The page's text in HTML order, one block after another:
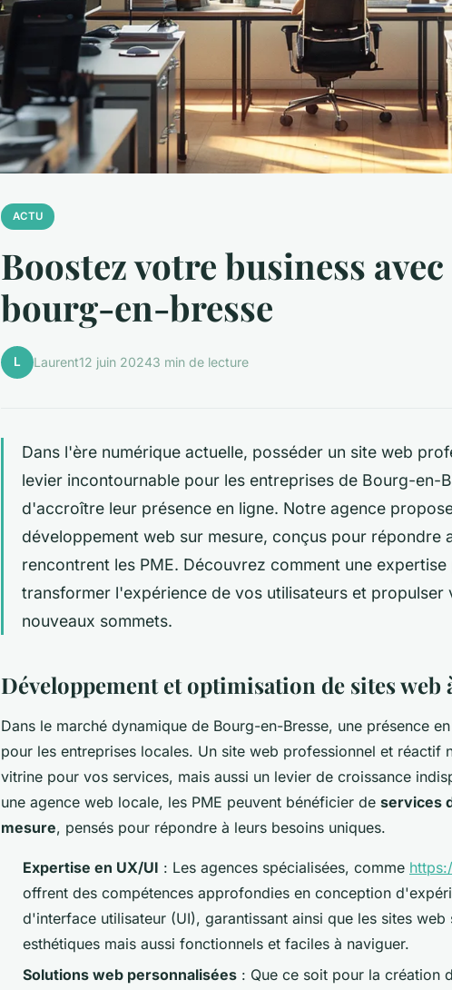
ACTU
Boostez votre business
bourg-en-bresse
L Laurent12 juin 20243 min de lecture
Dans l'ère numérique actuelle, posséder un site web
levier incontournable pour les entreprises de Bourg-en-
d'accroître leur présence en ligne. Notre agence
développement web sur mesure, conçus pour répondre
rencontrent les PME. Découvrez comment une
transformer l'expérience de vos utilisateurs et propulser
nouveaux sommets.
Développement et optimisation de sites
Dans le marché dynamique de Bourg-en-Bresse, une présence
pour les entreprises locales. Un site web professionnel et réactif
vitrine pour vos services, mais aussi un levier de croissance
une agence web locale, les PME peuvent bénéficier de services
mesure, pensés pour répondre à leurs besoins uniques.
Expertise en UX/UI : Les agences spécialisées, comme
offrent des compétences approfondies en conception
d'interface utilisateur (UI), garantissant ainsi que les sites web
esthétiques mais aussi fonctionnels et faciles à naviguer.
Solutions web personnalisées : Que ce soit pour la création